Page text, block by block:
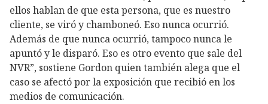
ellos hablan de que esta persona, que es nuestro
cliente, se viró y chamboneó. Eso nunca ocurrió.
Además de que nunca ocurrió, tampoco nunca le
apuntó y le disparó. Eso es otro evento que sale del
NVR”, sostiene Gordon quien también alega que el
caso se afectó por la exposición que recibió en los
medios de comunicación.